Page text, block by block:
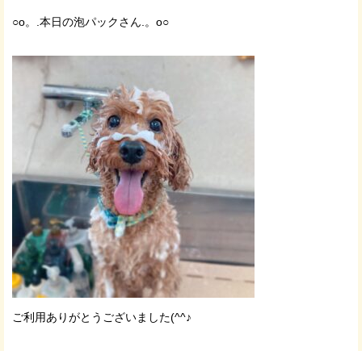
○o。.本日の泡パックさん.。o○
ご利用ありがとうございました(^^♪